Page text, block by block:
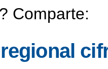
Comparte: